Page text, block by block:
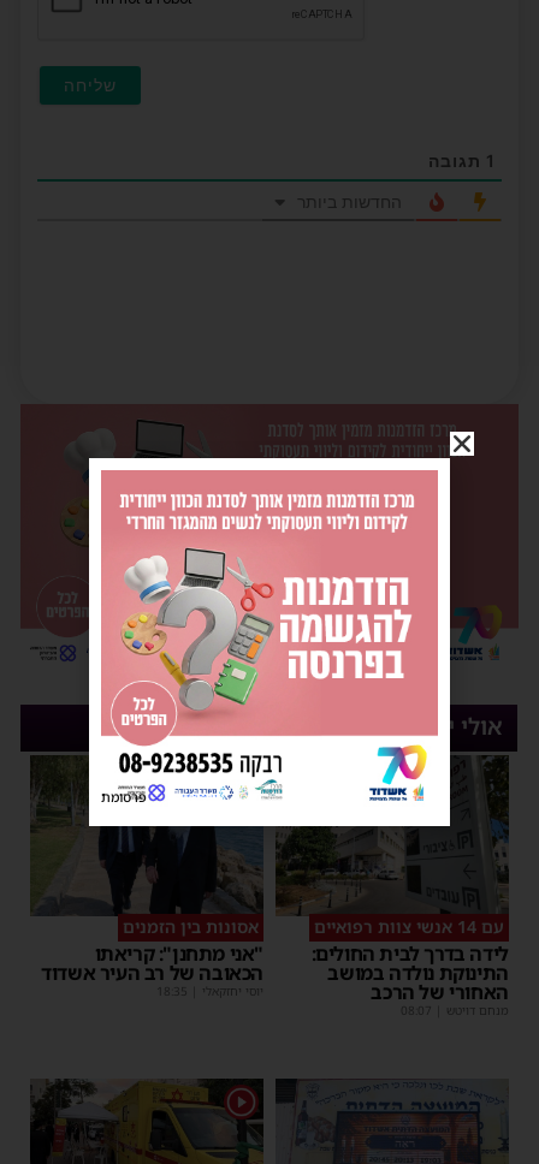
1 תגובה
החדשות ביותר
אולי יעניין אותך
עם 14 אנשי צוות רפואיים
לידה בדרך לבית החולים:
התינוקת נולדה במושב
האחורי של הרכב
מנחם דויטש 08:07
אסונות בין הזמנים
"אני מתחנן": קריאתו
הכאובה של רב העיר אשדוד
יוסי יחזקאלי 18:35
1
פרסומת